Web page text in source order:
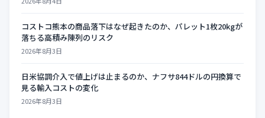
コストコ熊本の商品落下はなぜ起きたのか、パレット1枚20kgが
落ちる高積み陳列のリスク
2026年8月3日
日米協調介入で値上げは止まるのか、ナフサ844ドルの円換算で
見る輸入コストの変化
2026年8月3日